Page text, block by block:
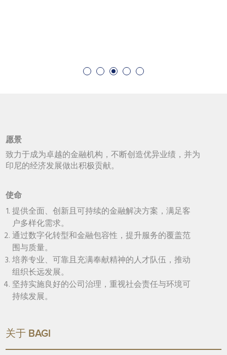
愿景
致力于成为卓越的金融机构，不断创造优异业绩，并为
印尼的经济发展做出积极贡献。
使命
提供全面、创新且可持续的金融解决方案，满足客
户多样化需求。
通过数字化转型和金融包容性，提升服务的覆盖范
围与质量。
培养专业、可靠且充满奉献精神的人才队伍，推动
组织长远发展。
坚持实施良好的公司治理，重视社会责任与环境可
持续发展。
关于 BAGI